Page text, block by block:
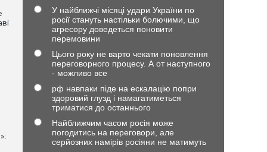
У найближчі місяці удари України по
росії стануть настільки болючими, що
агресору доведеться поновити
перемовини
Цього року не варто чекати поновлення
переговорного процесу. А от наступного
- можливо все
рф навпаки піде на ескалацію попри
здоровий глузд і намагатиметься
триматися до останнього
Найближчим часом росія може
погодитись на переговори, але
серйозних намірів росіяни не матимуть